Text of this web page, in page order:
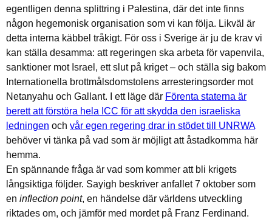
egentligen denna splittring i Palestina, där det inte finns
någon hegemonisk organisation som vi kan följa. Likväl är
detta interna käbbel tråkigt. För oss i Sverige är ju de krav vi
kan ställa desamma: att regeringen ska arbeta för vapenvila,
sanktioner mot Israel, ett slut på kriget – och ställa sig bakom
Internationella brottmålsdomstolens arresteringsorder mot
Netanyahu och Gallant. I ett läge där Förenta staterna är
berett att förstöra hela ICC för att skydda den israeliska
ledningen och vår egen regering drar in stödet till UNRWA
behöver vi tänka på vad som är möjligt att åstadkomma här
hemma.
En spännande fråga är vad som kommer att bli krigets
långsiktiga följder. Sayigh beskriver anfallet 7 oktober som
en inflection point, en händelse där världens utveckling
riktades om, och jämför med mordet på Franz Ferdinand.